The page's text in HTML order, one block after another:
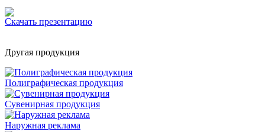
Скачать презентацию
Другая продукция
Полиграфическая продукция
Сувенирная продукция
Наружная реклама